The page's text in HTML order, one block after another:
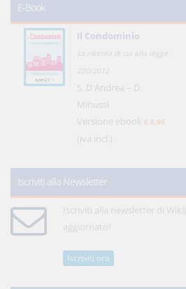
E-Book
Il Condominio
La riforma di cui alla legge
220/2012
S. D'Andrea – D.
Minussi
Versione ebook € 6,99
(iva incl.)
Iscriviti alla Newsletter
Iscriviti alla newsletter di
aggiornato!
Iscriviti ora